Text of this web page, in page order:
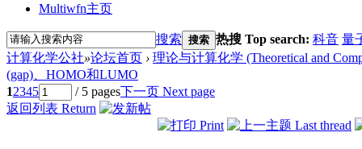
Multiwfn主页
搜索 搜索 热搜 Top search: 科音 量
计算化学公社»论坛首页 › 理论与计算化学 (Theoretical and
(gap)、HOMO和LUMO
12345 / 5 pages下一页 Next page
返回列表 Return